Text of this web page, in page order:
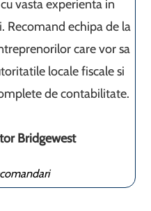
vasta experienta in
Recomand echipa de la
care vor sa
locale fiscale si
de contabilitate.
Bridgewest